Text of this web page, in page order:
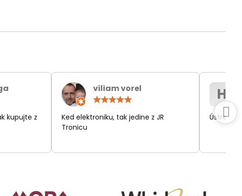
/
5
kupujte z
viliam vorel
/
5
Ked elektroniku, tak jedine z JR
Tronicu
H